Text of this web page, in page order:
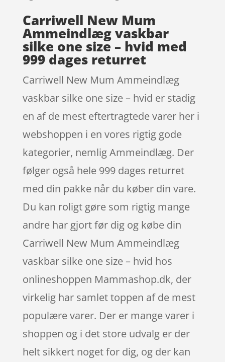
Carriwell New Mum
Ammeindlæg vaskbar
silke one size – hvid med
999 dages returret
Carriwell New Mum Ammeindlæg
vaskbar silke one size – hvid er stadig
en af de mest eftertragtede varer her i
webshoppen i en vores rigtig gode
kategorier, nemlig Ammeindlæg. Der
følger også hele 999 dages returret
med din pakke når du køber din vare.
Du kan roligt gøre som rigtig mange
andre har gjort før dig og købe din
Carriwell New Mum Ammeindlæg
vaskbar silke one size – hvid hos
onlineshoppen Mammashop.dk, der
virkelig har samlet toppen af de mest
populære varer. Der er mange varer i
shoppen og i det store udvalg er der
helt sikkert noget for dig, og der kan